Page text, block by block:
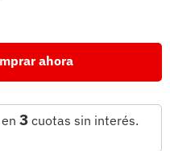
ahora
3 cuotas sin interés.